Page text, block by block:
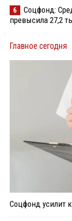
6
Соцфонд:
превысила 27,2
Главное сегодня
Соцфонд усилит